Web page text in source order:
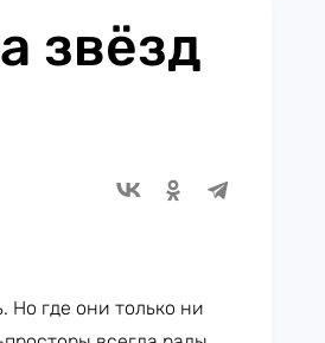
звёзд
Но где они только ни